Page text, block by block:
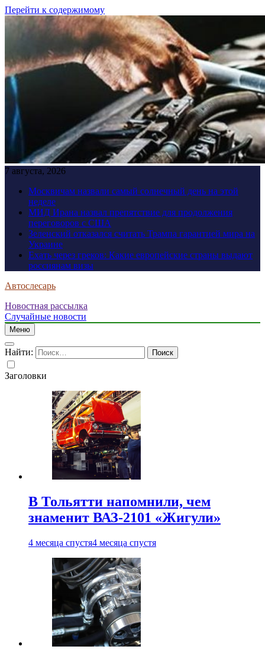
Перейти к содержимому
7 августа, 2026
Москвичам назвали самый солнечный день на этой
неделе
МИД Ирана назвал препятствие для продолжения
переговоров с США
Зеленский отказался считать Трампа гарантией мира на
Украине
Ехать через греков: Какие европейские страны выдают
россиянам визы
Автослесарь
Новостная рассылка
Случайные новости
Меню
Найти:
Заголовки
В Тольятти напомнили, чем
знаменит ВАЗ-2101 «Жигули»
4 месяца спустя4 месяца спустя